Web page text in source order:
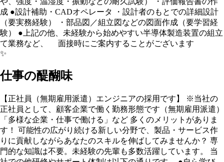
成 ●設計補助・CADオペレータ ・設計者のもとでの詳細設計
（要実務経験） ・部品図／組立図などの図面作成（要学習経
験） ●上記の他、未経験から始めやすい半導体製造装置の組立
て業務など、 面接時にご案内することがございます
✨
仕事の醍醐味
【正社員（無期雇用派遣）エンジニアの採用です】 ※当社の
正社員として、顧客企業で働く勤務形態です（無期雇用派遣）
「多様な企業・仕事で働ける」など 多くのメリットがありま
す！ 可能性の広がり続ける新しい分野で、製品・サービス作
りに貢献しながらあなたのスキルを伸ばしてみませんか？ 専
門的な知識は不要。未経験の先輩も多数活躍しています。 当